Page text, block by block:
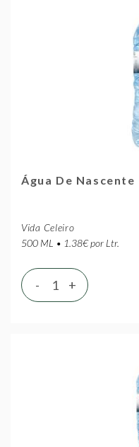
Água De Nascente
Vida Celeiro
500 ML • 1.38€ por Ltr.
+
-